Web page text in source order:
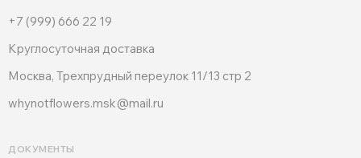
ДОКУМЕНТЫ
+7 (999) 666 22 19
Круглосуточная доставка
Москва, Трехпрудный переулок 11/13 стр 2
whynotflowers.msk@mail.ru